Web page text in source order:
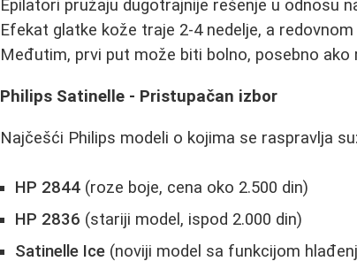
Epilatori pružaju dugotrajnije rešenje u odnosu
Efekat glatke kože traje 2-4 nedelje, a
Međutim, prvi put može biti bolno, posebno
Philips Satinelle - Pristupačan izbor
Najčešći Philips modeli o kojima se raspravlja su:
HP 2844 (roze boje, cena oko 2.500 din)
HP 2836 (stariji model, ispod 2.000 din)
Satinelle Ice (noviji model sa funkcijom